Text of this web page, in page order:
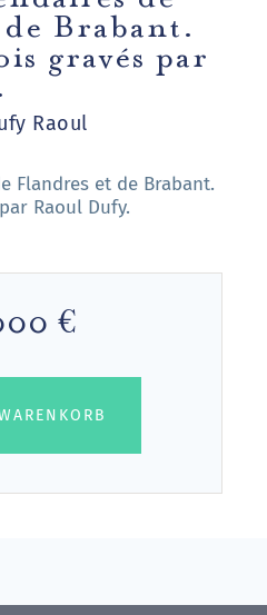
Brabant.
gravés par
Raoul
Flandres et de Brabant.
Raoul Dufy.
€